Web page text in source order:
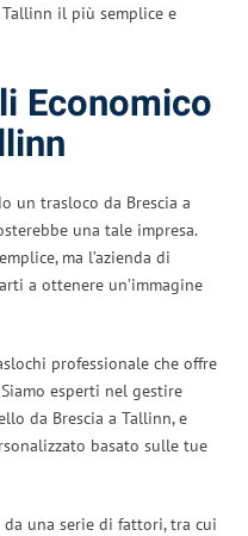
il più semplice e
Economico
un trasloco da Brescia a
una tale impresa.
ma l’azienda di
a ottenere un’immagine
professionale che offre
esperti nel gestire
da Brescia a Tallinn, e
basato sulle tue
una serie di fattori, tra cui